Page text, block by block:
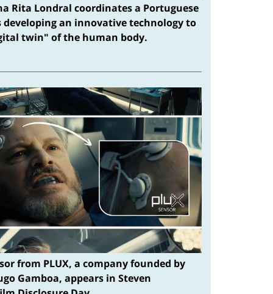
Rita Londral coordinates a Portuguese
an innovative technology to
twin" of the human body.
from PLUX, a company founded by
Gamboa, appears in Steven